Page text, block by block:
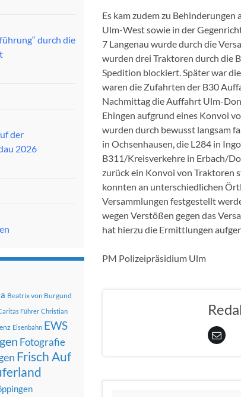
Es kam zudem zu
Ulm-West sowie in der
7 Langenau wurde durch die
wurden drei Traktoren durch die
Spedition blockiert. Später war
waren die Zufahrten der B30
Nachmittag die Auffahrt Ulm-
Ehingen aufgrund eines Konvoi
wurden durch bewusst langsam
in Ochsenhausen, die L284 in
B311/Kreisverkehre in Erbach/
zurück ein Konvoi von Traktoren
konnten an unterschiedlichen
Versammlungen festgestellt
wegen Verstößen gegen das
hat hierzu die Ermittlungen
PM Polizeipräsidium Ulm
durch die
der
2026
Beatrix von Burgund
Führer Christian
Eisenbahn EWS
Fotografie
Frisch Auf